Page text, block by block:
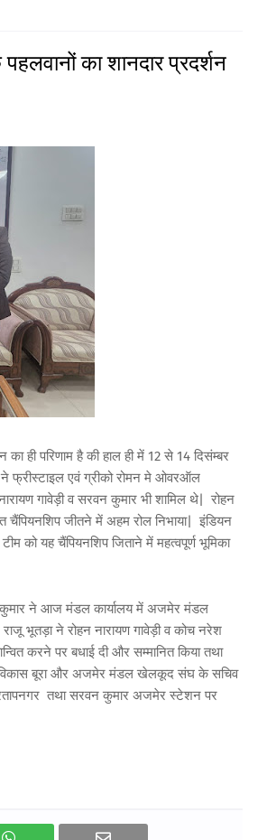
का शानदार प्रदर्शन
ही परिणाम है की हाल ही में 12 से 14 दिसंम्बर
फ्रीस्टाइल एवं ग्रीको रोमन मे ओवरऑल
गावेड़ी व सरवन कुमार भी शामिल थे| रोहन
चैंपियनशिप जीतने में अहम रोल निभाया| इंडियन
को यह चैंपियनशिप जिताने में महत्वपूर्ण भूमिका
कुमार ने आज मंडल कार्यालय में अजमेर मंडल
भूतड़ा ने रोहन नारायण गावेड़ी व कोच नरेश
करने पर बधाई दी और सम्मानित किया तथा
बूरा और अजमेर मंडल खेलकूद संघ के सचिव
तथा सरवन कुमार अजमेर स्टेशन पर